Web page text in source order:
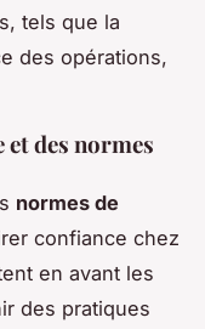
tels que la
des opérations,
des normes
normes de
confiance chez
en avant les
des pratiques